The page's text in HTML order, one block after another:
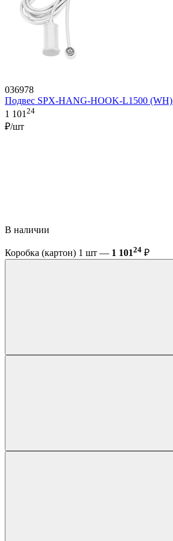
036978
Подвес SPX-HANG-HOOK-L1500
1 101 24
₽/шт
В наличии
Коробка (картон) 1 шт — 1 10124 ₽